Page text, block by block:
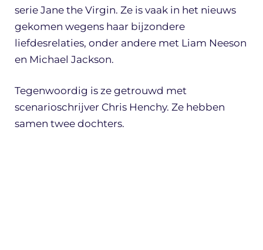
serie Jane the Virgin. Ze is vaak in het nieuws
gekomen wegens haar bijzondere
liefdesrelaties, onder andere met Liam Neeson
en Michael Jackson.
Tegenwoordig is ze getrouwd met
scenarioschrijver Chris Henchy. Ze hebben
samen twee dochters.